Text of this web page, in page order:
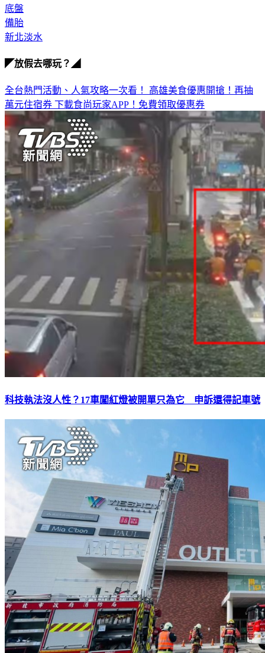
底盤
備胎
新北淡水
◤放假去哪玩？◢
全台熱門活動、人氣攻略一次看！ 高雄美食優惠開搶！再抽
萬元住宿券 下載食尚玩家APP！免費領取優惠券
科技執法沒人性？17車闖紅燈被開單只為它 申訴還得記車號